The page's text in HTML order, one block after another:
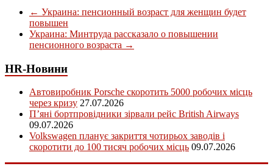
← Украина: пенсионный возраст для женщин будет
повышен
Украина: Минтруда рассказало о повышении
пенсионного возраста →
HR-Новини
Автовиробник Porsche скоротить 5000 робочих місць
через кризу 27.07.2026
П’яні бортпровідники зірвали рейс British Airways
09.07.2026
Volkswagen планує закриття чотирьох заводів і
скоротити до 100 тисяч робочих місць 09.07.2026